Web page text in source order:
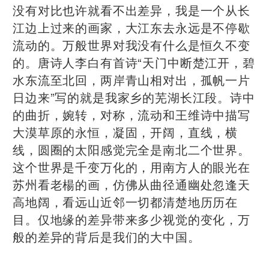
没有对比也许就看不出差异，我是一个从长
江边上过来的画家，大江东去永远是不停歇
流动的。万般世界对我没有什么是恒久不变
的。唐诗人李白有首诗“天门中断楚江开，碧
水东流至北回，两岸青山相对出，孤帆一片
日边来”写的就是我家乡的芜湖长江段。诗中
的曲折，婉转，对称，流动和王维诗中描写
大漠草原的永恒，凝固，开阔，直线，横
线，圆圈的太阳感觉完全是南北二个世界。
这个世界是千变万化的，用南方人的眼光在
苏州看老楊的画，仿佛从曲径通幽处忽逢天
高地阔，看远山近邻一切都清楚地历历在
目。仅地缘的差异带来多少视觉的变化，万
般的差异的背后是我们的大中国。